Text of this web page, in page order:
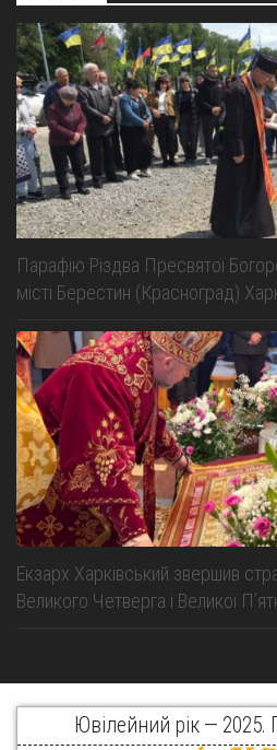
Парафію Різдва Пресвятої
місті Берестин (Красноград)
Екзарх Харківський звершив
Великого Четверга і Великої
Ювілейний рік — 2025.